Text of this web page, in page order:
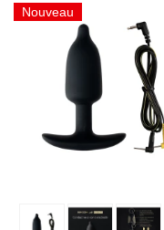
Nouveau